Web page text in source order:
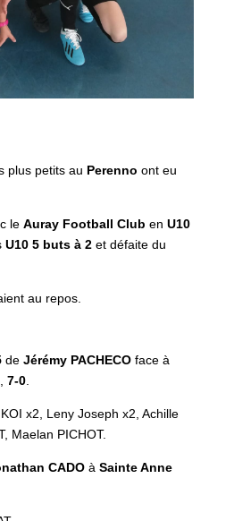
plus petits au Perenno ont eu
le Auray Football Club en U10
U10 5 buts à 2et défaite du
au repos.
de Jérémy PACHECOface à
7-0.
x2, Leny Joseph x2, Achille
Maelan PICHOT.
CADOà Sainte Anne